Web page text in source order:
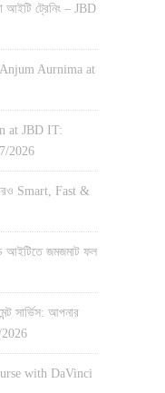
আইটি ট্রেনিং – JBD
Aurnima at
at JBD IT:
2026
Smart, Fast &
আইটিতে জমজমাট ফল
সার্ভিস: আপনার
with DaVinci